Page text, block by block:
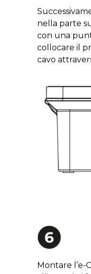
nella parte
con una
collocare il
cavo
Montare l’e-